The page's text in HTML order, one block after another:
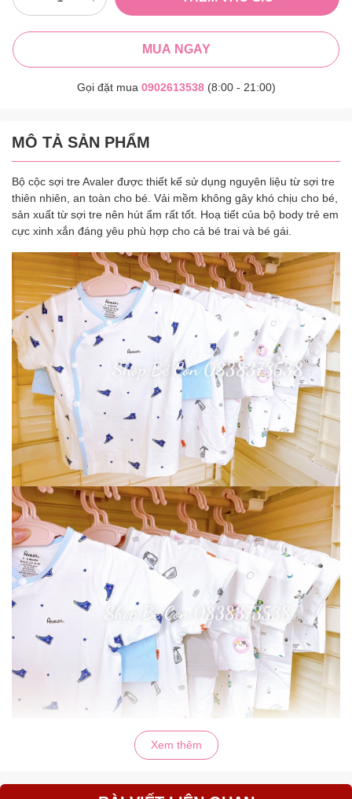
MUA NGAY
Gọi đặt mua 0902613538(8:00 - 21:00)
MÔ TẢ SẢN PHẨM
Bộ cộc sợi tre Avaler được thiết kế sử dụng nguyên liệu từ sợi tre
thiên nhiên, an toàn cho bé. Vải mềm không gây khó chịu cho bé,
sản xuất từ sợi tre nên hút ẩm rất tốt. Hoạ tiết của bộ body trẻ em
cực xinh xắn đáng yêu phù hợp cho cả bé trai và bé gái.
Xem thêm